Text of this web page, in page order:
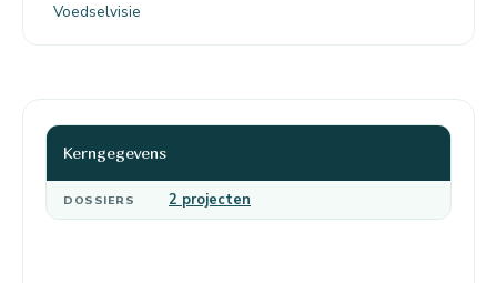
Voedselvisie
Kerngegevens
DOSSIERS 2 projecten